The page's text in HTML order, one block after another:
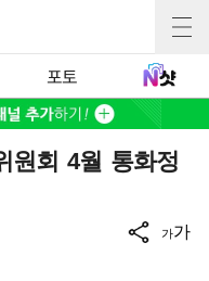
포토
원회 4월 통화정
가가